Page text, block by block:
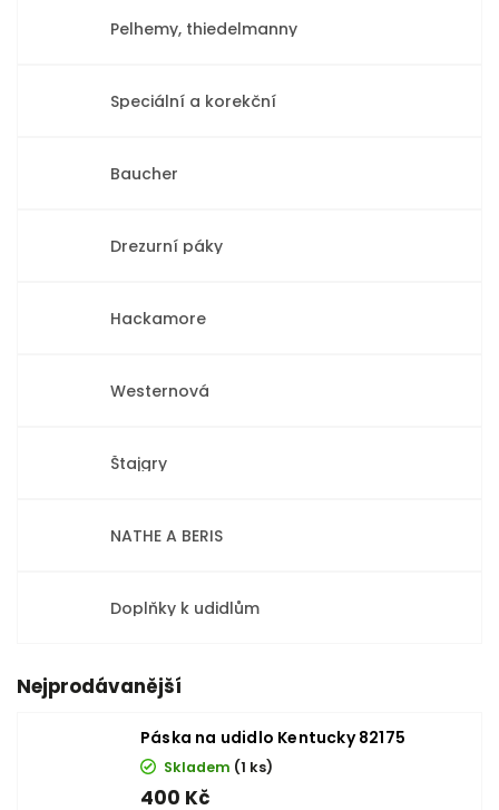
Pelhemy, thiedelmanny
Speciální a korekční
Baucher
Drezurní páky
Hackamore
Westernová
Štajgry
NATHE A BERIS
Doplňky k udidlům
Nejprodávanější
Páska na udidlo Kentucky 82175
Skladem (1 ks)
400 Kč